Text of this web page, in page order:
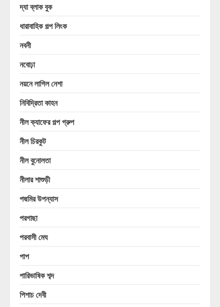
দ্যা ব্লাক বুক
ধারাবাহিক গল্প লিংক
নবনী
নবোঢ়া
নয়নে লাগিল নেশা
নিবিদ্রিতা কাহন
নীল ক্যাফের গল্প গ্রুপ
নীল চিরকুট
নীল বুনোলতা
নীলার শাশুড়ী
পদ্মমির উপন্যাস
পরগাছা
পরবাসী মেঘ
পাপ
পারিভাষিক শব্দ
পিশাচ দেবী